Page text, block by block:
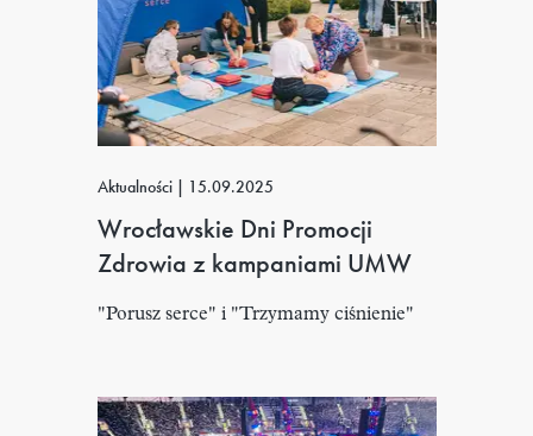
Aktualności | 15.09.2025
Wrocławskie Dni Promocji
Zdrowia z kampaniami UMW
"Porusz serce" i "Trzymamy ciśnienie"